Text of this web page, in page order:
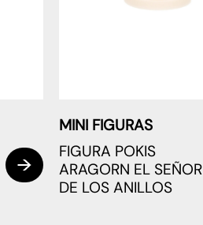
MINI FIGURAS
FIGURA POKIS
ARAGORN EL SEÑOR
DE LOS ANILLOS